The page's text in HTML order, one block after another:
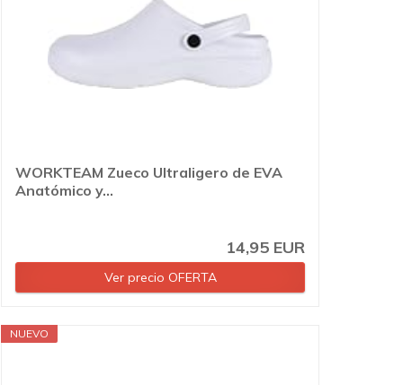
WORKTEAM Zueco Ultraligero de EVA
Anatómico y...
14,95 EUR
Ver precio OFERTA
NUEVO